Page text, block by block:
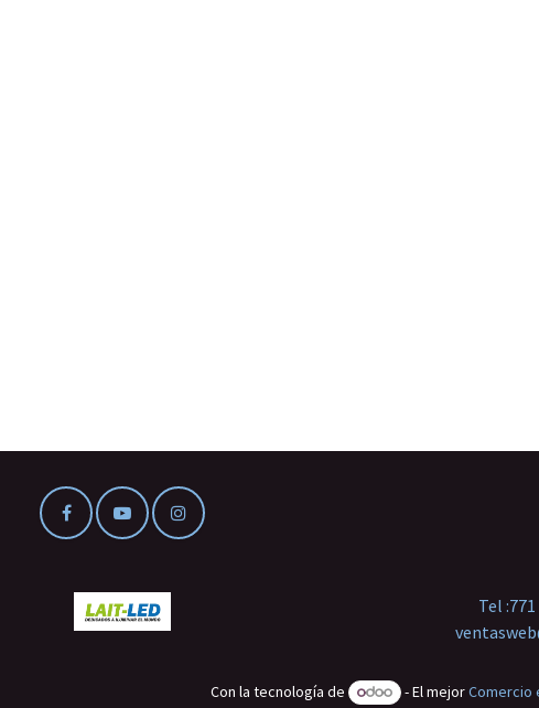
Tel :
Con la tecnología de - El mejorComercio